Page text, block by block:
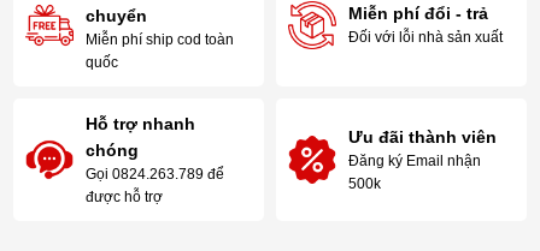
chuyển
Miễn phí ship cod toàn
quốc
Miễn phí đổi - trả
Đối với lỗi nhà sản xuất
Hỗ trợ nhanh
chóng
Gọi 0824.263.789 để
được hỗ trợ
Ưu đãi thành viên
Đăng ký Email nhận
500k